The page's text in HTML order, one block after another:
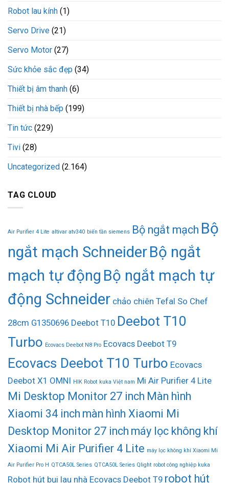
Robot lau kính (1)
Servo Drive (21)
Servo Motor (27)
Sức khỏe sắc đẹp (34)
Thiết bị âm thanh (6)
Thiết bị nhà bếp (199)
Tin tức (229)
Tivi (28)
Uncategorized (2.164)
TAG CLOUD
Air Purifier 4 Lite altivar atv340 biến tần siemens Bộ ngắt mạch Bộ
ngắt mạch SchneiderBộ ngắt
mạch tự động Bộ ngắt mạch tự
động Schneider chảo chiên Tefal So Chef
28cm G1350696 Deebot T10 Deebot T10
Turbo Ecovacs Deebot N8 Pro Ecovacs Deebot T9
Ecovacs Deebot T10 Turbo Ecovacs
Deebot X1 OMNI HIK Robot kuka Việt nam Mi Air Purifier 4 Lite
Mi Desktop Monitor 27 inch Màn hình
Xiaomi 34 inch màn hình Xiaomi Mi
Desktop Monitor 27 inch máy lọc không khí
Xiaomi Mi Air Purifier 4 Lite máy lọc không khí Xiaomi Mi
Air Purifier Pro H QTCA50L Series QTCA50L Series Qlight robot công nghiệp kuka
Robot hút bụi lau nhà Ecovacs Deebot T9 robot hút